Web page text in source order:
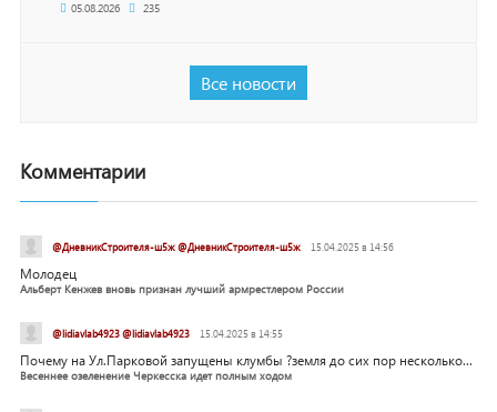
05.08.2026 235
Все новости
Комментарии
@ДневникСтроителя-ш5ж @ДневникСтроителя-ш5ж 15.04.2025 в 14:56
Молодец
Альберт Кенжев вновь признан лучший армрестлером России
@lidiavlab4923 @lidiavlab4923 15.04.2025 в 14:55
Почему на Ул.Парковой запущены клумбы ?земля до сих пор несколько...
Весеннее озеленение Черкесска идет полным ходом